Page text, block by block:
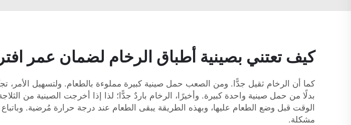
كيف تعتني بصينية أطباق الرخام لضمان عمر
كما أن الرخام ثقيل جدًّا. ومن الصعب حمل صينية كبيرة مملوءة بالطعام. ولتسهيل الأمر،
بدلًا من حمل صينية واحدة كبيرة. وأخيرًا، الرخام باردٌ جدًّا؛ لذا إذا أخرجت الصينية من
مشكلة.